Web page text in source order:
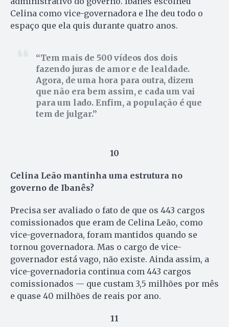
Celina como vice-governadora e lhe deu todo o
espaço que ela quis durante quatro anos.
Tem mais de 500 vídeos dos dois
fazendo juras de amor e de lealdade.
Agora, de uma hora para outra, dizem
que não era bem assim, e cada um vai
para um lado. Enfim, a população é que
tem de julgar.
10
Celina Leão mantinha uma estrutura no
governo de Ibanês?
Precisa ser avaliado o fato de que os 443 cargos
comissionados que eram de Celina Leão, como
vice-governadora, foram mantidos quando se
tornou governadora. Mas o cargo de vice-
governador está vago, não existe. Ainda assim, a
vice-governadoria continua com 443 cargos
comissionados — que custam 3,5 milhões por mês
e quase 40 milhões de reais por ano.
11